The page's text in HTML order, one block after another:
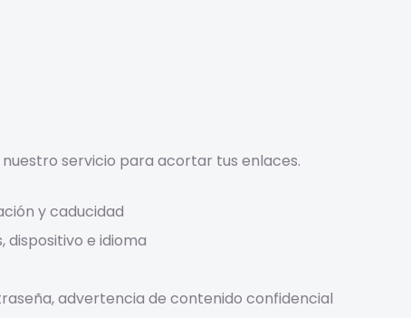
nuestro servicio para acortar tus enlaces.
y caducidad
e idioma
advertencia de contenido confidencial